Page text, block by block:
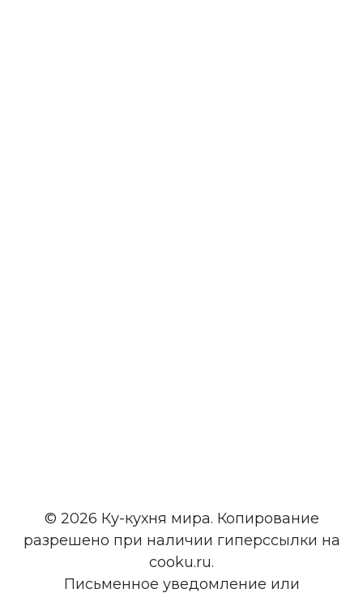
© 2026 Ку-кухня мира. Копирование
разрешено при наличии гиперссылки на
cooku.ru.
Письменное уведомление или